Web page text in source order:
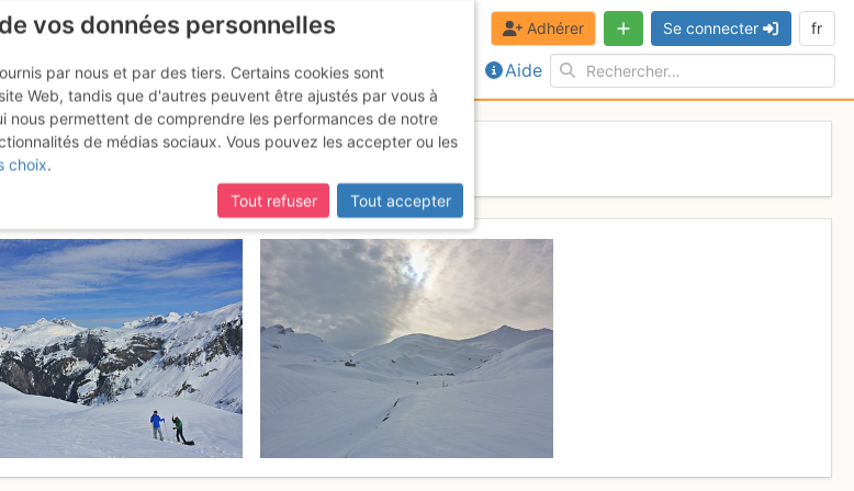
Aide
Adhérer Se connecter fr
vos données personnelles
par nous et par des tiers. Certains cookies sont
Web, tandis que d'autres peuvent être ajustés par vous à
nous permettent de comprendre les performances de notre
de médias sociaux. Vous pouvez les accepter ou les
choix.
Tout refuser
Tout accepter